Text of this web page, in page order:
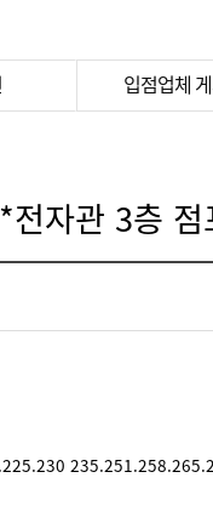
입점업체
*전자관 3층